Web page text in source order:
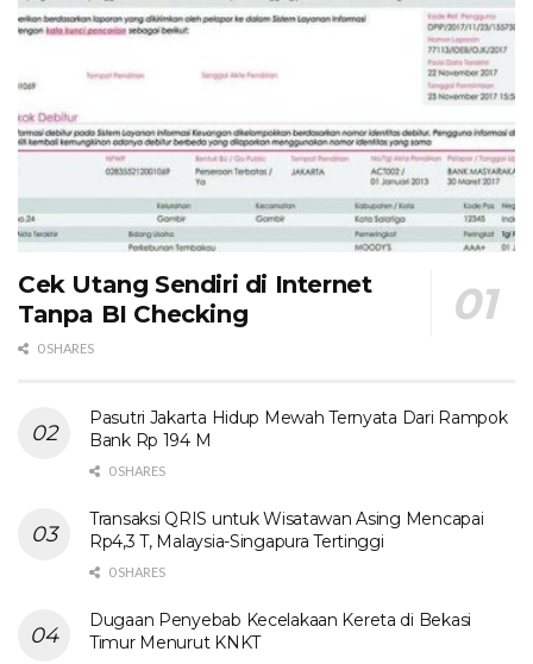
Cek Utang Sendiri di Internet
Tanpa BI Checking
0 SHARES
Pasutri Jakarta Hidup Mewah Ternyata Dari Rampok
Bank Rp 194 M
0 SHARES
Transaksi QRIS untuk Wisatawan Asing Mencapai
Rp4,3 T, Malaysia-Singapura Tertinggi
0 SHARES
Dugaan Penyebab Kecelakaan Kereta di Bekasi
Timur Menurut KNKT